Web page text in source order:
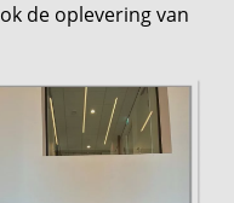
de oplevering van